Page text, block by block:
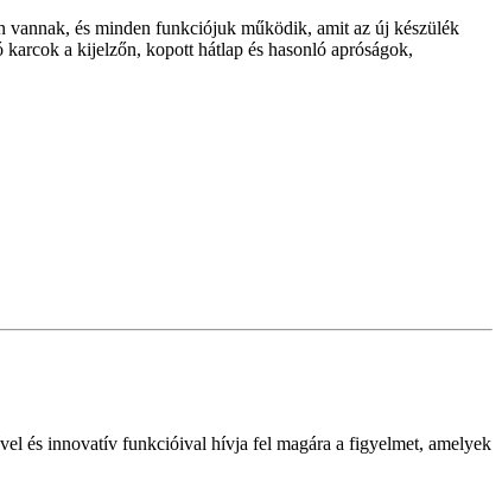
vannak, és minden funkciójuk működik, amit az új készülék
a kijelzőn, kopott hátlap és hasonló apróságok,
és innovatív funkcióival hívja fel magára a figyelmet, amelyek